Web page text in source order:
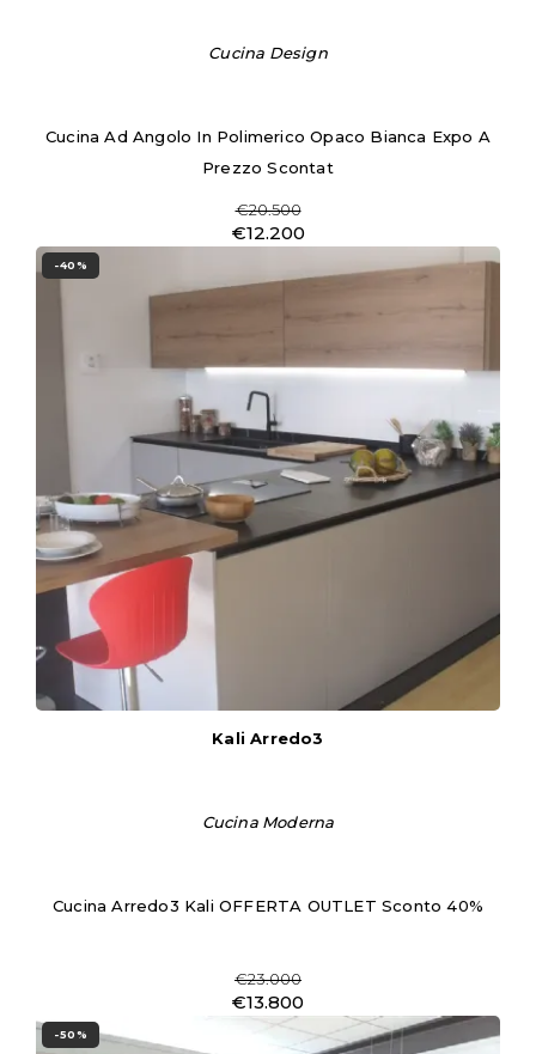
Cucina Design
Cucina Ad Angolo In Polimerico Opaco Bianca Expo A
Prezzo Scontat
€20.500
€12.200
-40%
Kali Arredo3
Cucina Moderna
Cucina Arredo3 Kali OFFERTA OUTLET Sconto 40%
€23.000
€13.800
-50%